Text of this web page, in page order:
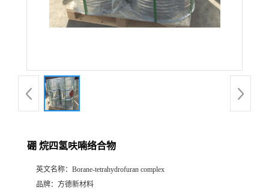
硼 烷四氢呋喃络合物
英文名称： Borane-tetrahydrofuran complex
品牌： 方德新材料